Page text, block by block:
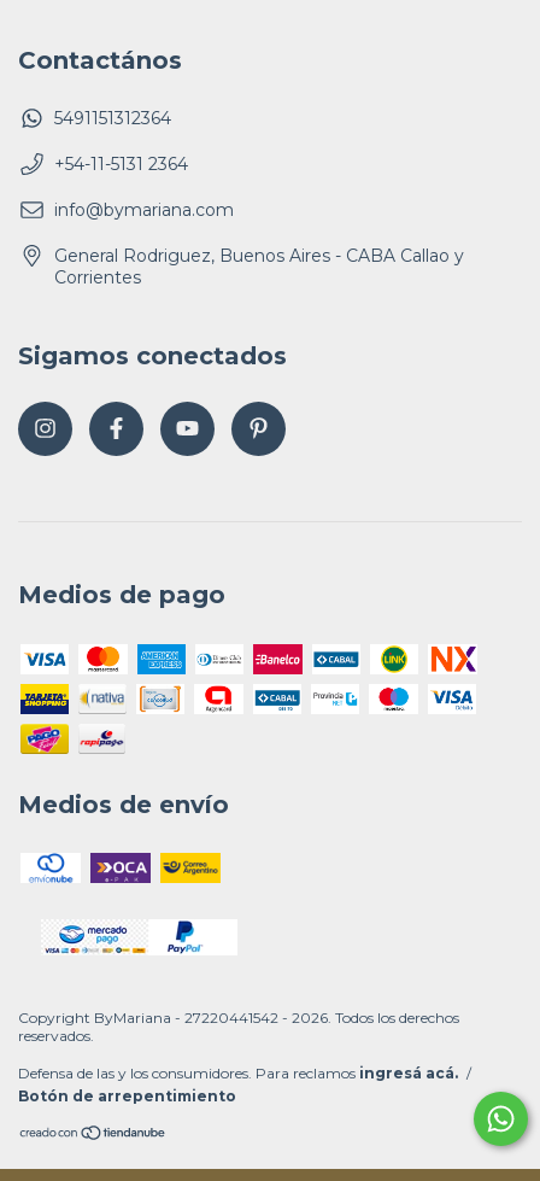
Contactános
5491151312364
+54-11-5131 2364
info@bymariana.com
General Rodriguez, Buenos Aires - CABA Callao y
Corrientes
Sigamos conectados
Medios de pago
Medios de envío
Copyright ByMariana - 27220441542 - 2026. Todos los derechos
reservados.
Defensa de las y los consumidores. Para reclamos ingresá acá. /
Botón de arrepentimiento